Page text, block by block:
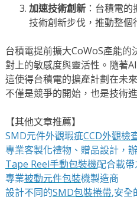
加速技術創新：台積電的
技術創新步伐，推動整個
台積電提前擴大CoWoS產能
對上的敏感度與靈活性。隨著
這使得台積電的擴產計劃在未
不僅是競爭的開始，也是技術
【其他文章推薦】
SMD元件外觀瑕疵CCD外觀檢
專業客製化禮物、贈品設計，
Tape Reel手動包裝機配合載
專業被動元件包裝機製造商
設計不同的SMD包裝捲帶,安全